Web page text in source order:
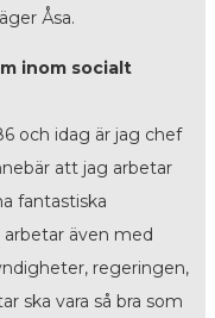
Åsa.
inom socialt
och idag är jag chef
att jag arbetar
fantastiska
även med
regeringen,
ska vara så bra som